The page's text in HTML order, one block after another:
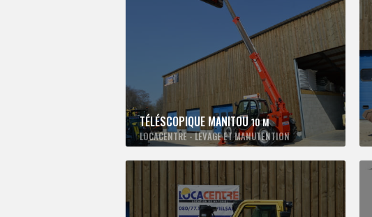
TÉLÉSCOPIQUE MANITOU10 M
LOCACENTRE - LEVAGE ET MANUTENTION